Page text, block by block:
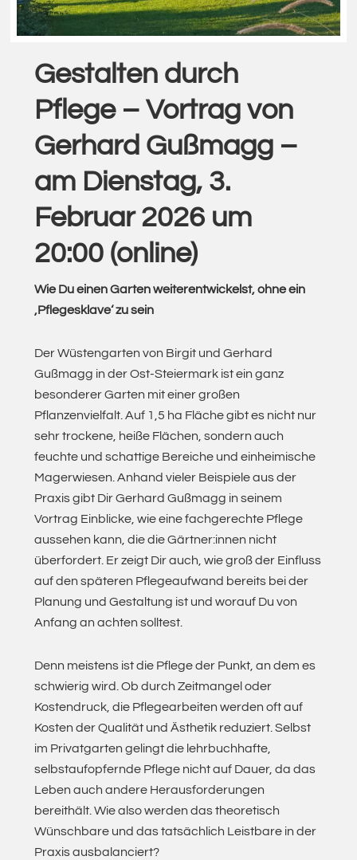
Gestalten durch
Pflege – Vortrag von
Gerhard Gußmagg –
am Dienstag, 3.
Februar 2026 um
20:00 (online)
Wie Du einen Garten weiterentwickelst, ohne ein
‚Pflegesklave‘ zu sein
Der Wüstengarten von Birgit und Gerhard
Gußmagg in der Ost-Steiermark ist ein ganz
besonderer Garten mit einer großen
Pflanzenvielfalt. Auf 1,5 ha Fläche gibt es nicht nur
sehr trockene, heiße Flächen, sondern auch
feuchte und schattige Bereiche und einheimische
Magerwiesen. Anhand vieler Beispiele aus der
Praxis gibt Dir Gerhard Gußmagg in seinem
Vortrag Einblicke, wie eine fachgerechte Pflege
aussehen kann, die die Gärtner:innen nicht
überfordert. Er zeigt Dir auch, wie groß der Einfluss
auf den späteren Pflegeaufwand bereits bei der
Planung und Gestaltung ist und worauf Du von
Anfang an achten solltest.
Denn meistens ist die Pflege der Punkt, an dem es
schwierig wird. Ob durch Zeitmangel oder
Kostendruck, die Pflegearbeiten werden oft auf
Kosten der Qualität und Ästhetik reduziert. Selbst
im Privatgarten gelingt die lehrbuchhafte,
selbstaufopfernde Pflege nicht auf Dauer, da das
Leben auch andere Herausforderungen
bereithält. Wie also werden das theoretisch
Wünschbare und das tatsächlich Leistbare in der
Praxis ausbalanciert?